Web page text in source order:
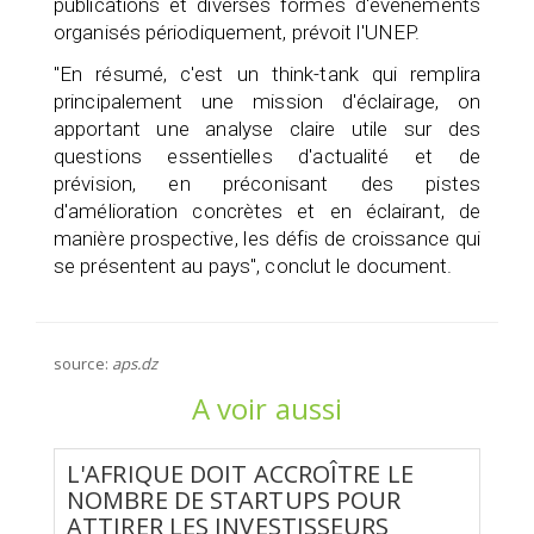
organisés périodiquement, prévoit l'UNEP.
"En résumé, c'est un think-tank qui remplira
principalement une mission d'éclairage, on
apportant une analyse claire utile sur des
questions essentielles d'actualité et de
prévision, en préconisant des pistes
d'amélioration concrètes et en éclairant, de
manière prospective, les défis de croissance qui
se présentent au pays", conclut le document.
source: aps.dz
A voir aussi
L'AFRIQUE DOIT ACCROÎTRE LE
NOMBRE DE STARTUPS POUR
ATTIRER LES INVESTISSEURS